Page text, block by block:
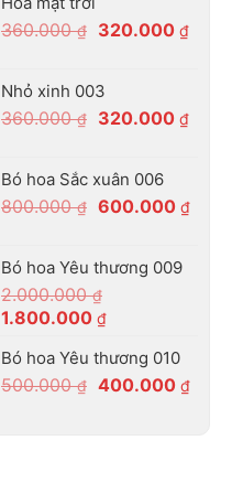
360.000₫
Giá
360.000 ₫.
320.000 ₫Giá
Nhỏ xinh 003
360.000₫
Giá
360.000 ₫.
320.000 ₫Giá
Bó hoa Sắc xuân 006
800.000₫ Giá
800.000 ₫.
600.000 ₫Giá
Bó hoa Yêu thương 009
2.000.000₫
Giá
là:
2.000.000 ₫.
1.800.000 ₫Giá
tại
là:
Bó hoa Yêu thương 010
500.000₫ Giá
400.000 ₫Giá